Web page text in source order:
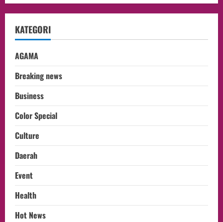
KATEGORI
AGAMA
Breaking news
Business
Color Special
Culture
Daerah
Event
Health
Hot News